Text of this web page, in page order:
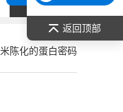
陈化的蛋白密码
返回顶部